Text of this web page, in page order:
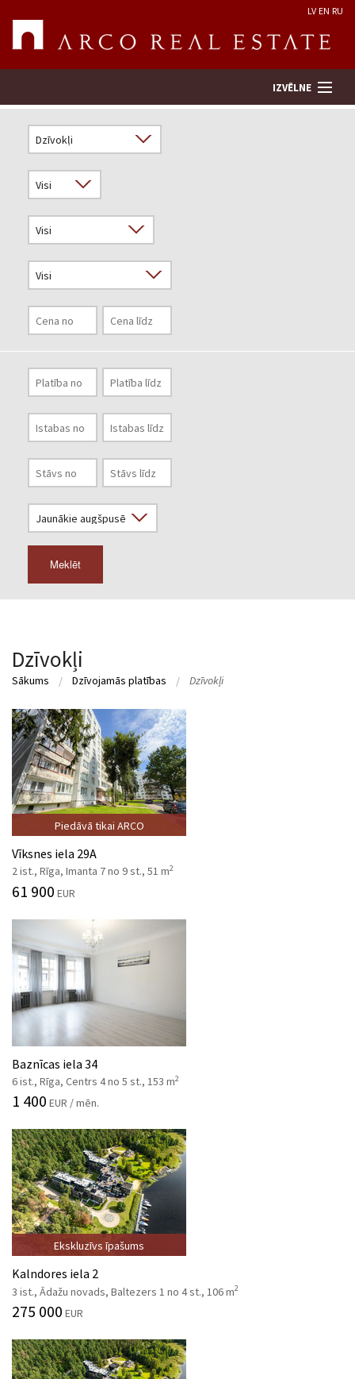
LV EN RU
IZVĒLNE
Novērtēt īpašumu
Uzņēmums
Pakalpojumi
Kontakti
Meklēt
Dzīvokļi
Sākums Dzīvojamās platības Dzīvokļi
Piedāvā tikai ARCO
Vīksnes iela 29A
2 ist., Rīga, Imanta 7 no 9 st., 51 m2
61 900 EUR
Baznīcas iela 34
6 ist., Rīga, Centrs 4 no 5 st., 153 m2
1 400 EUR / mēn.
Ekskluzīvs īpašums
Kalndores iela 2
3 ist., Ādažu novads, Baltezers 1 no 4 st., 106 m2
275 000 EUR